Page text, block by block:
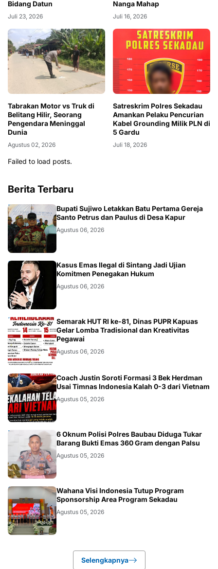
Bidang Datun
Juli 23, 2026
Nanga Mahap
Juli 16, 2026
Tabrakan Motor vs Truk di
Belitang Hilir, Seorang
Pengendara Meninggal
Dunia
Agustus 02, 2026
Satreskrim Polres Sekadau
Amankan Pelaku Pencurian
Kabel Grounding Milik PLN di
5 Gardu
Juli 18, 2026
Failed to load posts.
Berita Terbaru
DAERAH
Bupati Sujiwo Letakkan Batu Pertama Gereja
Santo Petrus dan Paulus di Desa Kapur
Agustus 06, 2026
Kasus Emas Ilegal di Sintang Jadi Ujian
Komitmen Penegakan Hukum
Agustus 06, 2026
DAERAH
Semarak HUT RI ke-81, Dinas PUPR Kapuas
Gelar Lomba Tradisional dan Kreativitas
Pegawai
Agustus 06, 2026
JAKARTA
Coach Justin Soroti Formasi 3 Bek Herdman
Usai Timnas Indonesia Kalah 0-3 dari Vietnam
Agustus 05, 2026
BAUBAU
6 Oknum Polisi Polres Baubau Diduga Tukar
Barang Bukti Emas 360 Gram dengan Palsu
Agustus 05, 2026
KALBAR
Wahana Visi Indonesia Tutup Program
Sponsorship Area Program Sekadau
Agustus 05, 2026
Selengkapnya